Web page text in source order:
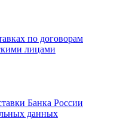
по договорам
лицами
Банка России
данных